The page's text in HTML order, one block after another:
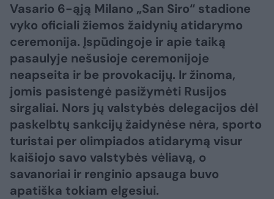
Vasario 6-ąją Milano „San Siro“ stadione
vyko oficiali žiemos žaidynių atidarymo
ceremonija. Įspūdingoje ir apie taiką
pasaulyje nešusioje ceremonijoje
neapseita ir be provokacijų. Ir žinoma,
jomis pasistengė pasižymėti Rusijos
sirgaliai. Nors jų valstybės delegacijos dėl
paskelbtų sankcijų žaidynėse nėra, sporto
turistai per olimpiados atidarymą visur
kaišiojo savo valstybės vėliavą, o
savanoriai ir renginio apsauga buvo
apatiška tokiam elgesiui.